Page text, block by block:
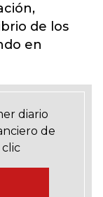
de los
en
diario
de